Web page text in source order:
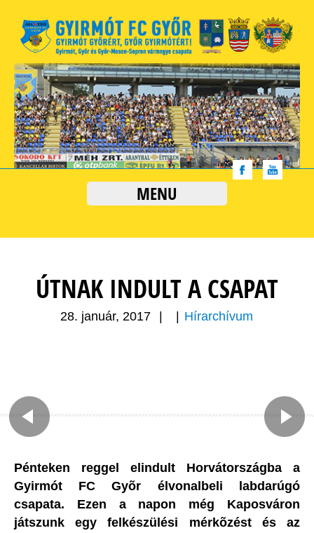
MENU
ÚTNAK INDULT A CSAPAT
28. január, 2017 Hírarchívum
Pénteken reggel elindult Horvátországba a
Gyirmót FC Gyõr élvonalbeli labdarúgó
csapata. Ezen a napon még Kaposváron
játszunk egy felkészülési mérkõzést és az